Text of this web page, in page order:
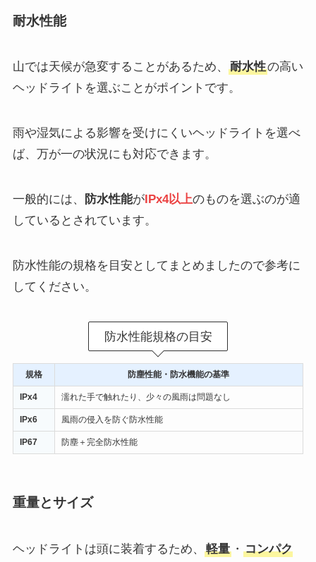
耐水性能
山では天候が急変することがあるため、 耐水性の高い
ヘッドライトを選ぶことがポイントです。
雨や湿気による影響を受けにくいヘッドライトを選べ
ば、万が一の状況にも対応できます。
一般的には、 防水性能がIPx4以上のものを選ぶのが適
しているとされています。
防水性能の規格を目安としてまとめましたので参考に
してください。
防水性能規格の目安
規格 防塵性能・防水機能の基準
IPx4 濡れた手で触れたり、少々の風雨は問題なし
IPx6 風雨の侵入を防ぐ防水性能
IP67 防塵＋完全防水性能
重量とサイズ
ヘッドライトは頭に装着するため、 軽量・ コンパク